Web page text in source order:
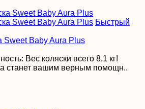
Быстрый
Sweet Baby Aura Plus
Вес коляски всего 8,1 кг!
станет вашим верным помощн..